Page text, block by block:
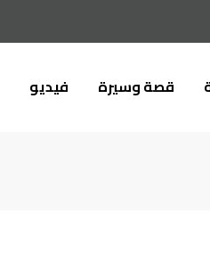
قصة وسيرة فيديو